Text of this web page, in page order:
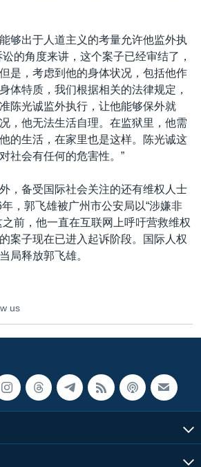
够出于人道主义的考量允许他监外执
的角度来讲，这个案子已经审结了，
是，考虑到他的身体状况，包括他作
体特质，我们根据相关的法律规定，
陈光诚监外执行，让他能够保外就
，他无法生活自理。在监狱里，他需
的生活，在家里也是这样。陈光诚这
社会有任何的危害性。”
，备受国际社会关注的还有维权人士
，郭飞雄被广州市公安局以“涉嫌非
前，他一直在互联网上呼吁营救维权
案子现在已进入起诉阶段。国际人权
局释放郭飞雄。
us